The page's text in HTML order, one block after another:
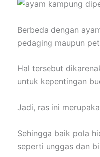
Berbeda dengan
pedaging maupun
Hal tersebut
untuk kepentingan
Jadi, ras ini
Sehingga baik pola
seperti unggas dan